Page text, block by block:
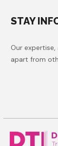
STAY
Our
apart from